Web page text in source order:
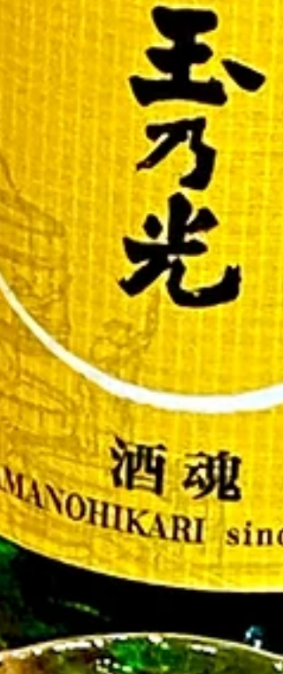
まな規制を設けて資源保護に努めてきたこ
が奏功したのかもしれません。明石のよう
持続可能なゲームフィッシングを漁業者、
漁船、釣り人が一緒になって考え、ルール
設けることは日本でも先進的な取り組みで
さんからは参加者全員に商品券を、シマノ
んからは最新タックルをご提供いただきま
た。ハピソンさんからは発売になったばか
のハピタコスッテが配布され、全員やる気
満々です。 船宿は明石の老舗、魚英さんに
お世話になりました。 http://uoe.jp 写真提
は魚英